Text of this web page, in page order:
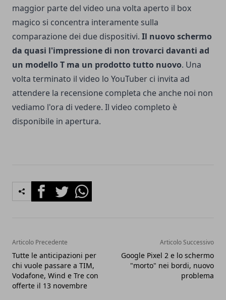
maggior parte del video una volta aperto il box
magico si concentra interamente sulla
comparazione dei due dispositivi. Il nuovo schermo
da quasi l'impressione di non trovarci davanti ad
un modello T ma un prodotto tutto nuovo. Una
volta terminato il video lo YouTuber ci invita ad
attendere la recensione completa che anche noi non
vediamo l'ora di vedere. Il video completo è
disponibile in apertura.
FacebookTwitterWhatsapp
Articolo Precedente
Tutte le anticipazioni per
chi vuole passare a TIM,
Vodafone, Wind e Tre con
offerte il 13 novembre
Articolo Successivo
Google Pixel 2 e lo schermo
"morto" nei bordi, nuovo
problema